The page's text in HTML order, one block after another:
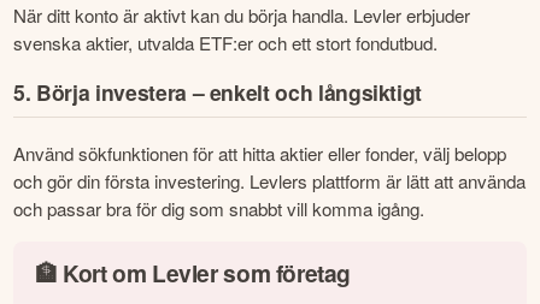
När ditt konto är aktivt kan du börja handla. Levler erbjuder
svenska aktier, utvalda ETF:er och ett stort fondutbud.
5. Börja investera – enkelt och långsiktigt
Använd sökfunktionen för att hitta aktier eller fonder, välj belopp
och gör din första investering. Levlers plattform är lätt att använda
och passar bra för dig som snabbt vill komma igång.
🏦 Kort om Levler som företag